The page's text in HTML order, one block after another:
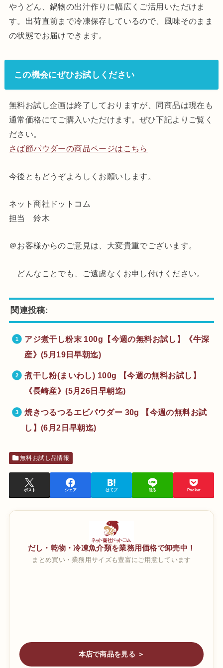
やうどん、鍋物の出汁作りに幅広くご活用いただけま
す。出荷直前まで冷凍保存しているので、風味そのまま
の状態でお届けできます。
この機会にぜひお試しください
無料お試し企画は終了しておりますが、同商品は現在も
通常価格にてご購入いただけます。ぜひ下記よりご覧く
ださい。
さば節パウダーの商品ページはこちら
今後ともどうぞよろしくお願いします。
ネット商社ドットコム
担当 鈴木
＠お客様からのご意見は、大変貴重でございます。
どんなことでも、ご遠慮なくお申し付けください。
関連投稿:
アジ煮干し粉末 100g【今週の無料お試し】《牛深
産》(5月19日早朝迄)
煮干し粉(まいわし) 100g 【今週の無料お試し】
《長崎産》(5月26日早朝迄)
焼きつるつるエビパウダー 30g 【今週の無料お試
し】(6月2日早朝迄)
無料お試し品情報
ポスト シェア はてブ 送る Pocket
だし・乾物・冷凍魚介類を業務用価格で卸売中！
まとめ買い・業務用サイズも豊富にご用意しています
本店で商品を見る ＞